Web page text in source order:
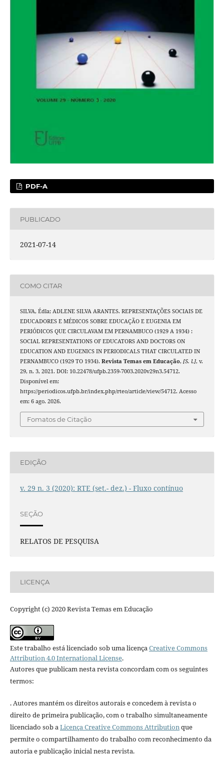
PDF-A
PUBLICADO
2021-07-14
COMO CITAR
SILVA, Édla; ADLENE SILVA ARANTES. REPRESENTAÇÕES SOCIAIS DE
EDUCADORES E MÉDICOS SOBRE EDUCAÇÃO E EUGENIA EM
PERIÓDICOS QUE CIRCULAVAM EM PERNAMBUCO (1929 A 1934) :
SOCIAL REPRESENTATIONS OF EDUCATORS AND DOCTORS ON
EDUCATION AND EUGENICS IN PERIODICALS THAT CIRCULATED IN
PERNAMBUCO (1929 TO 1934). Revista Temas em Educação, [S. l.], v.
29, n. 3, 2021. DOI: 10.22478/ufpb.2359-7003.2020v29n3.54712.
Disponível em:
https://periodicos.ufpb.br/index.php/rteo/article/view/54712. Acesso
em: 6 ago. 2026.
Fomatos de Citação
EDIÇÃO
v. 29 n. 3 (2020): RTE (set.- dez.) - Fluxo contínuo
SEÇÃO
RELATOS DE PESQUISA
LICENÇA
Copyright (c) 2020 Revista Temas em Educação
Este trabalho está licenciado sob uma licençaCreative Commons
Attribution 4.0 International License.
Autores que publicam nesta revista concordam com os seguintes
termos:
. Autores mantém os direitos autorais e concedem à revista o
direito de primeira publicação, com o trabalho simultaneamente
licenciado sob aLicença Creative Commons Attributionque
permite o compartilhamento do trabalho com reconhecimento da
autoria e publicação inicial nesta revista.